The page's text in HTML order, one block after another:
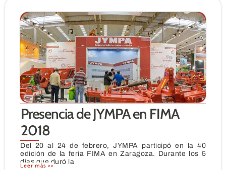
Presencia de JYMPA en FIMA
2018
Del 20 al 24 de febrero, JYMPA participó en la 40
edición de la feria FIMA en Zaragoza. Durante los 5
días que duró la
Leer más >>